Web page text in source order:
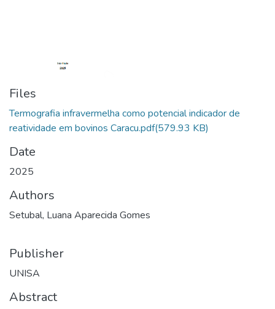
Files
Termografia infravermelha como potencial indicador de
reatividade em bovinos Caracu.pdf(579.93 KB)
Date
2025
Authors
Setubal, Luana Aparecida Gomes
Publisher
UNISA
Abstract